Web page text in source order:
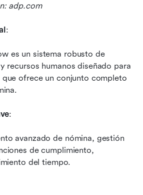
adp.com
:
es un sistema robusto de
recursos humanos diseñado para
que ofrece un conjunto completo
:
avanzado de nómina, gestión
de cumplimiento,
del tiempo.